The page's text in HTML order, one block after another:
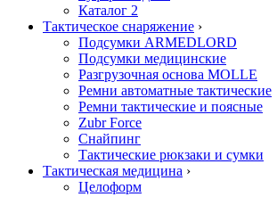
Каталог 2
Тактическое снаряжение ›
Подсумки ARMEDLORD
Подсумки медицинские
Разгрузочная основа MOLLE
Ремни автоматные тактические
Ремни тактические и поясные
Zubr Force
Снайпинг
Тактические рюкзаки и сумки
Тактическая медицина ›
Целоформ